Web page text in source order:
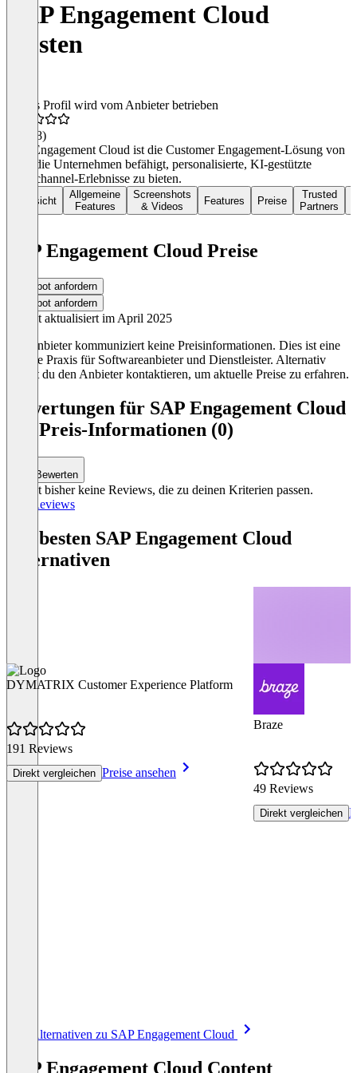
SAP Engagement Cloud
Kosten
Dieses Profil wird vom Anbieter betrieben
(68)
SAP Engagement Cloud ist die Customer Engagement-Lösung von
SAP, die Unternehmen befähigt, personalisierte, KI-gestützte
Omnichannel-Erlebnisse zu bieten.
Übersicht
Allgemeine
Features
Screenshots
& Videos
Features Preise
Trusted
Partners
SAP Engagement Cloud Preise
Angebot anfordern
Angebot anfordern
Zuletzt aktualisiert im April 2025
Der Anbieter kommuniziert keine Preisinformationen. Dies ist eine
übliche Praxis für Softwareanbieter und Dienstleister. Alternativ
kannst du den Anbieter kontaktieren, um aktuelle Preise zu erfahren.
Bewertungen für SAP Engagement Cloud
mit Preis-Informationen (0)
Bewerten
Es gibt bisher keine Reviews, die zu deinen Kriterien passen.
Alle Reviews
Die besten SAP Engagement Cloud
Alternativen
DYMATRIX Customer Experience Platform
191 Reviews
Direkt vergleichen Preise ansehen
Braze
49 Reviews
Direkt vergleichen
Alle Alternativen zu SAP Engagement Cloud
SAP Engagement Cloud Content